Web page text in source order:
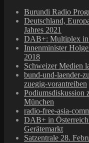
Burundi Radio
Deutschland,
Jahres 2021
DAB+: Multiplex in
Innenminister
2018
Schweizer Medien
bund-und-laender-
zuegig-vorantreiben
Podiumsdiskussion
München
radio-free-asia-
DAB+ in Österreich
Gerätemarkt
Satzentrale 28.